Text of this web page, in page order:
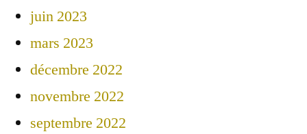
juin 2023
mars 2023
décembre 2022
novembre 2022
septembre 2022